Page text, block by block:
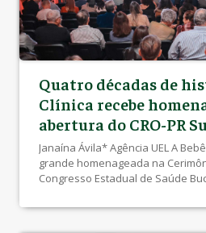
Quatro décadas de
Clínica recebe
abertura do CRO-PR
Janaína Ávila* Agência UEL A
grande homenageada na
Congresso Estadual de Saúde
Centro de Convenções do